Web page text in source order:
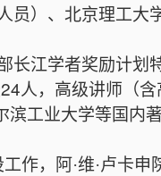
员）、北京理工大
长江学者奖励计划
24人，高级讲师（
滨工业大学等国内
作，阿·维·卢卡申